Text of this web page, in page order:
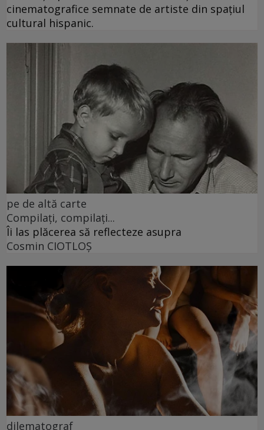
cinematografice semnate de artiste din spațiul
cultural hispanic.
pe de altă carte
Compilați, compilați...
Îi las plăcerea să reflecteze asupra
Cosmin CIOTLOŞ
dilematograf